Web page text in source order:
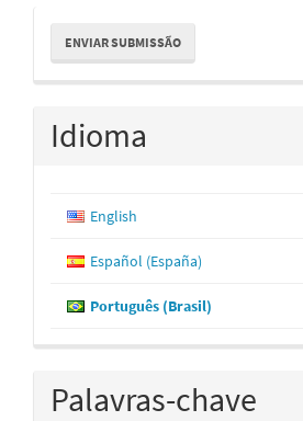
Enviar
Submissão
ENVIAR SUBMISSÃO
Idioma
English
Español (España)
Português (Brasil)
Palavras-chave